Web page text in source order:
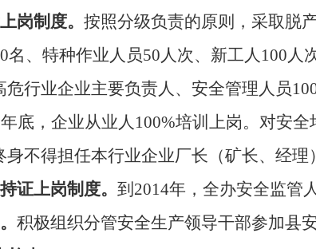
岗制度。 按照分级负责的原则，采取脱
名、特种作业人员50人次、新工人 100人
行业企业主要负责人、安全管理人员
年底，企业从业人 100%培训上岗。对安全
不得担任本行业企业厂长（矿长、经理
证上岗制度。 到 2014年，全办安全监管
积极组织分管安全生产领导干部参加县